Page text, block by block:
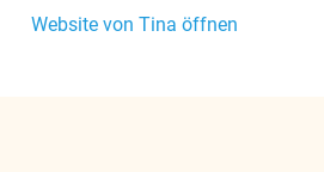
Website von Tina öffnen